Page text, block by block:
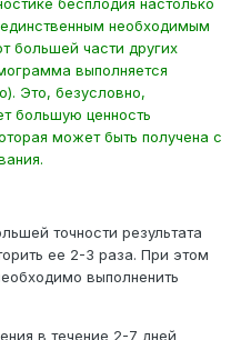
бесплодия настолько
необходимым
большей части других
выполняется
Это, безусловно,
большую ценность
может быть получена с
точности результата
ее 2-3 раза. При этом
выполненить
в течение 2-7 дней